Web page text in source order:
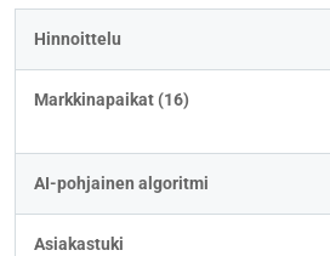
Hinnoittelu
Markkinapaikat (16)
AI-pohjainen algoritmi
Asiakastuki